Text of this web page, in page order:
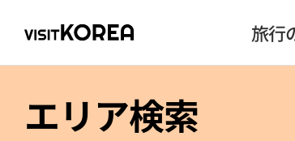
旅行
エリア検索